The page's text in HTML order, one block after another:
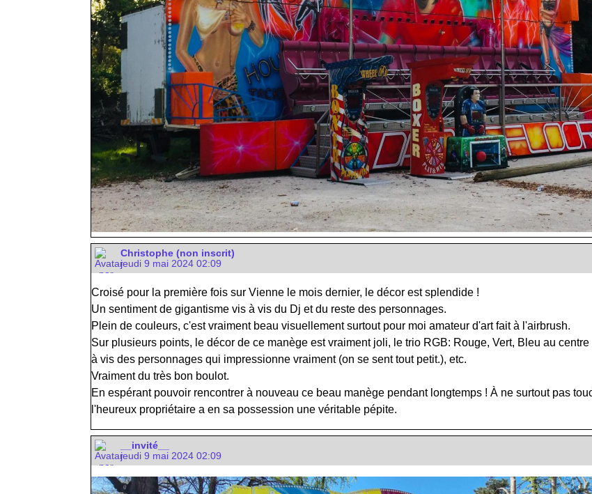
Christophe (non inscrit)
jeudi 9 mai 2024 02:09
Croisé pour la première fois sur Vienne le mois dernier, le décor est splendide !
Un sentiment de gigantisme vis à vis du Dj et du reste des personnages.
Plein de couleurs, c'est vraiment beau visuellement surtout pour moi amateur d'art fait à l'airbrush.
Sur plusieurs points, le décor de ce manège est vraiment joli, le trio RGB: Rouge, Vert, Bleu au
à vis des personnages qui impressionne vraiment (on se sent tout petit.), etc.
Vraiment du très bon boulot.
En espérant pouvoir rencontrer à nouveau ce beau manège pendant longtemps ! À ne surtout pas
l'heureux propriétaire a en sa possession une véritable pépite.
__invité__
jeudi 9 mai 2024 02:09